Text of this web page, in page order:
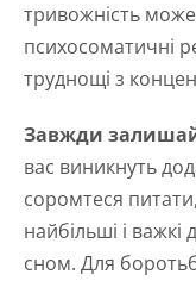
тривожність
психосоматичні
труднощі з
Завжди
вас виникнуть
соромтеся
найбільші і
сном. Для